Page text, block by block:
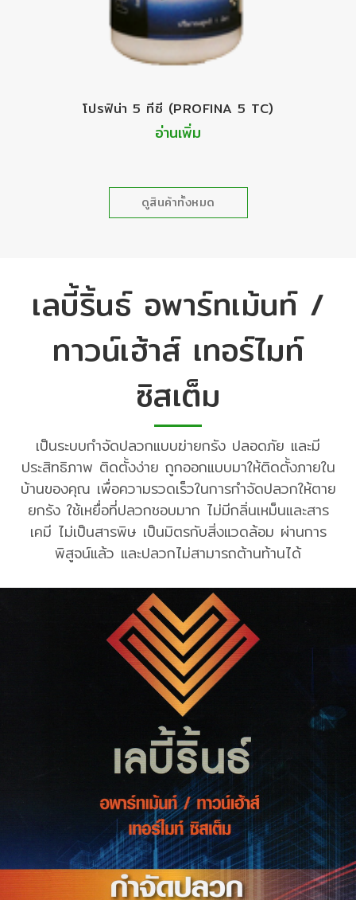
โปรฟิน่า​ 5 ​ทีซี​ (PROFINA 5 TC)
อ่านเพิ่ม
ดูสินค้าทั้งหมด
เลบี้ริ้นธ์ อพาร์ทเม้นท์ /
ทาวน์เฮ้าส์ เทอร์ไมท์
ซิสเต็ม
เป็นระบบกำจัดปลวกแบบฆ่ายกรัง ปลอดภัย และมี
ประสิทธิภาพ ติดตั้งง่าย ถูกออกแบบมาให้ติดตั้งภายใน
บ้านของคุณ เพื่อความรวดเร็วในการกำจัดปลวกให้ตาย
ยกรัง ใช้เหยื่อที่ปลวกชอบมาก ไม่มีกลิ่นเหม็นและสาร
เคมี ไม่เป็นสารพิษ เป็นมิตรกับสิ่งแวดล้อม ผ่านการ
พิสูจน์แล้ว และปลวกไม่สามารถต้านท้านได้